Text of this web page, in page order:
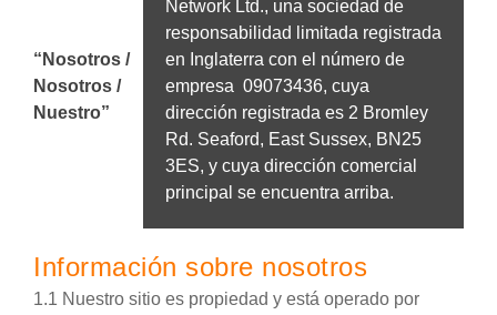
“Nosotros /
Nosotros /
Nuestro”
Network Ltd., una sociedad de
responsabilidad limitada registrada
en Inglaterra con el número de
empresa 09073436, cuya
dirección registrada es 2 Bromley
Rd. Seaford, East Sussex, BN25
3ES, y cuya dirección comercial
principal se encuentra arriba.
Información sobre nosotros
1.1 Nuestro sitio es propiedad y está operado por